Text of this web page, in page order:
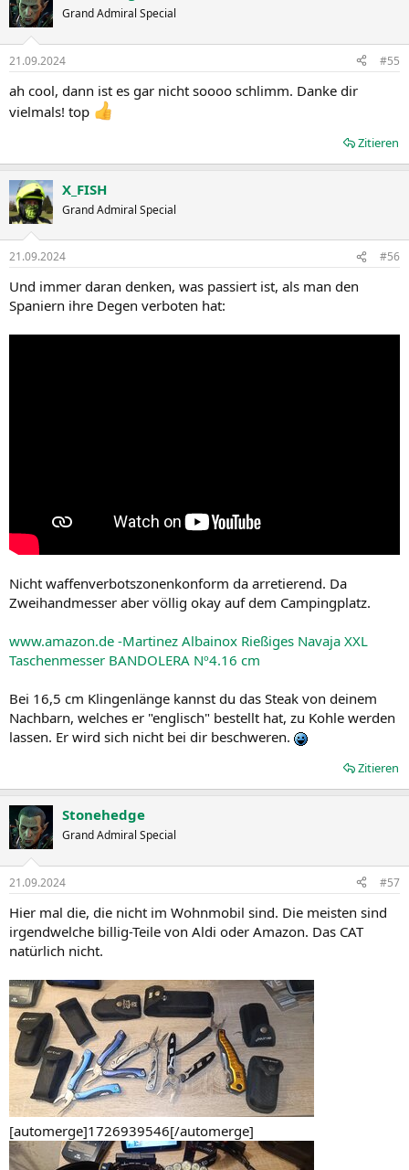
t
i
e
:
Grand Admiral Special
21.09.2024 #55
ah cool, dann ist es gar nicht soooo schlimm. Danke dir
vielmals! top
Zitieren
X_FISH
Grand Admiral Special
21.09.2024 #56
Und immer daran denken, was passiert ist, als man den
Spaniern ihre Degen verboten hat:
Nicht waffenverbotszonenkonform da arretierend. Da
Zweihandmesser aber völlig okay auf dem Campingplatz.
www.amazon.de -Martinez Albainox Rießiges Navaja XXL
Taschenmesser BANDOLERA Nº4.16 cm
Bei 16,5 cm Klingenlänge kannst du das Steak von deinem
Nachbarn, welches er "englisch" bestellt hat, zu Kohle werden
lassen. Er wird sich nicht bei dir beschweren.
Zitieren
Stonehedge
Grand Admiral Special
21.09.2024 #57
Hier mal die, die nicht im Wohnmobil sind. Die meisten sind
irgendwelche billig-Teile von Aldi oder Amazon. Das CAT
natürlich nicht.
[automerge]1726939546[/automerge]